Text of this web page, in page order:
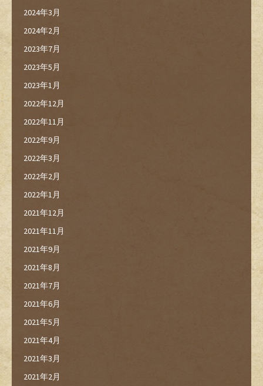
2024年3月
2024年2月
2023年7月
2023年5月
2023年1月
2022年12月
2022年11月
2022年9月
2022年3月
2022年2月
2022年1月
2021年12月
2021年11月
2021年9月
2021年8月
2021年7月
2021年6月
2021年5月
2021年4月
2021年3月
2021年2月